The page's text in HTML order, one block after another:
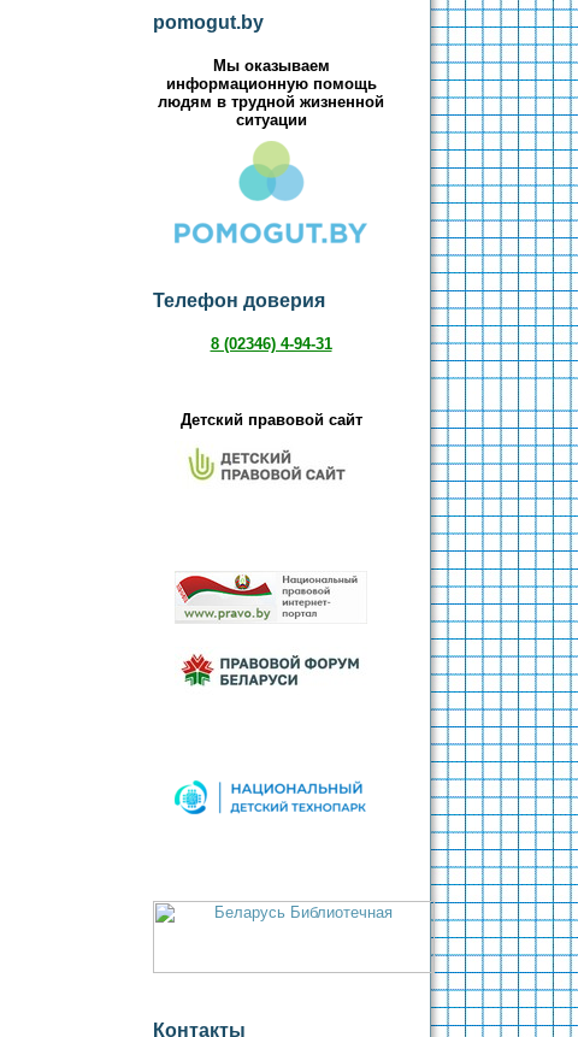
pomogut.by
Мы оказываем
информационную помощь
людям в трудной жизненной
ситуации
Телефон доверия
8 (02346) 4-94-31
Детский правовой сайт
Контакты